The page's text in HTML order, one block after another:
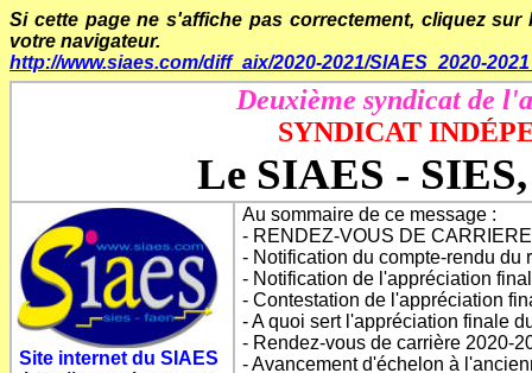
Si cette page ne s'affiche pas correctement, cliquez
votre navigateur.
http://www.siaes.com/diff_aix/2020-2021/SIAES_2020-
Deuxième syndicat de
SYNDICAT
Le SIAES -
Site internet du SIAES
Au sommaire de ce message :
- RENDEZ-VOUS DE
- Notification du compte-rendu du
- Notification de l'appréciation
- Contestation de l'appréciation
- A quoi sert l'appréciation finale
- Rendez-vous de carrière 2020-
- Avancement d'échelon à